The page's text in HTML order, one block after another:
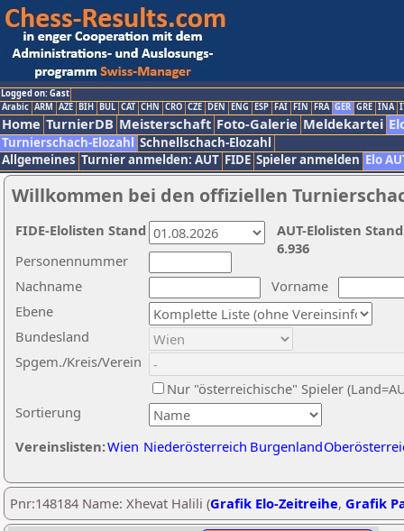
Logged on: Gast
Arabic ARM AZE BIH BUL CAT CHN CRO CZE DEN ENG ESP FAI FIN FRA GER GRE INA
Home TurnierDB Meisterschaft Foto-Galerie Meldekartei
Turnierschach-Elozahl Schnellschach-Elozahl
Allgemeines Turnier anmelden: AUT FIDE Spieler anmelden Elo
Willkommen bei den offiziellen
Nachname
Vorname
Ebene
Sortierung
Personennummer
Bundesland
Spgem./Kreis/Verein
Nur "österreichische" Spieler
Vereinslisten:Wien Niederösterreich Burgenland
AUT-Elolisten
6.936
FIDE-Elolisten Stand
Pnr:148184 Name: Xhevat Halili (Grafik Elo-Zeitreihe, Grafik